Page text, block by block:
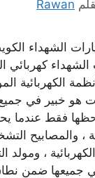
Rawan
الشهداء
الشهداء كهربائي
الكهربائية
هو خبير في
فقط عندما
، والمصابيح
، ومولد